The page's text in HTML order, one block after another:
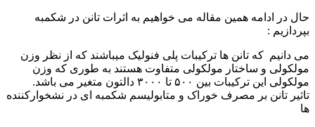
حال در ادامه همین مقاله می خواهیم به اثرات تانن در شکمبه
بپردازیم :
می دانیم که تانن ها ترکیبات پلی فنولیک میباشند که از نظر وزن
مولکولی و ساختار مولکولی متفاوت هستند به طوری که وزن
مولکولی این ترکیبات بین ۵۰۰ تا ۳۰۰۰ دالتون متغیر می باشد.
تاثیر تانن بر مصرف خوراک و متابولیسم شکمبه ای در نشخوارکننده
ها